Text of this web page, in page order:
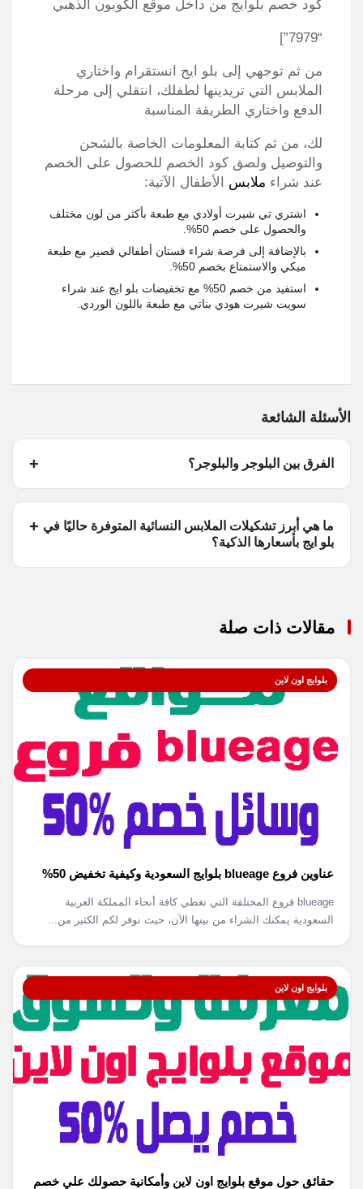
كود خصم بلوايج من داخل موقع الكوبون الذهبي
“7979”]
من ثم توجهي إلى بلو ايج انستقرام واختاري
الملابس التي تريدينها لطفلك، انتقلي إلى مرحلة
الدفع واختاري الطريقة المناسبة
لك، من ثم كتابة المعلومات الخاصة بالشحن
والتوصيل ولصق كود الخصم للحصول على الخصم
عند شراء ملابس الأطفال الآتية:
اشتري تي شيرت أولادي مع طبعة بأكثر من لون مختلف
والحصول على خصم 50%.
بالإضافة إلى فرصة شراء فستان أطفالي قصير مع طبعة
ميكي والاستمتاع بخصم 50%.
استفيد من خصم 50% مع تخفيضات بلو ايج عند شراء
سويت شيرت هودي بناتي مع طبعة باللون الوردي.
الأسئلة الشائعة
الفرق بين البلوجر والبلوجر؟
ما هي أبرز تشكيلات الملابس النسائية المتوفرة حاليًا في
بلو ايج بأسعارها الذكية؟
مقالات ذات صلة
بلوايج اون لاين
عناوين فروع blueage بلوايج السعودية وكيفية تخفيض 50%
blueage فروع المختلفة التي تغطي كافة أنحاء المملكة العربية
السعودية يمكنك الشراء من بينها الآن، حيث نوفر لكم الكثير من...
بلوايج اون لاين
حقائق حول موقع بلوايج اون لاين وأمكانية حصولك علي خصم